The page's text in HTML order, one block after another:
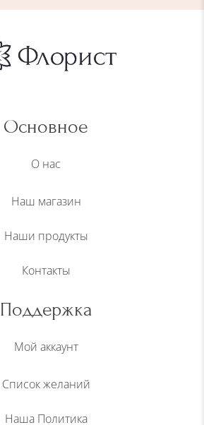
Основное
О нас
Наш магазин
Наши продукты
Контакты
Поддержка
Мой аккаунт
Список желаний
Наша Политика